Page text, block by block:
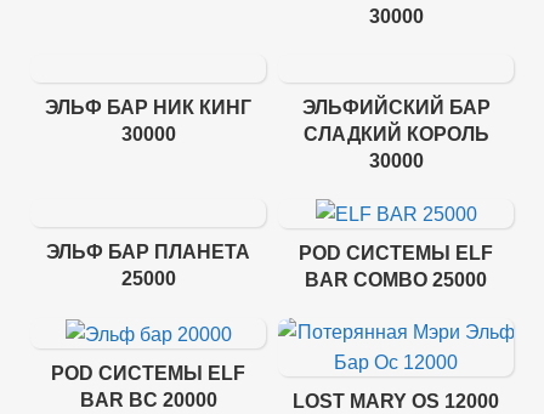
30000
ЭЛЬФ БАР НИК КИНГ
30000
ЭЛЬФИЙСКИЙ БАР
СЛАДКИЙ КОРОЛЬ
30000
ЭЛЬФ БАР ПЛАНЕТА
25000
POD СИСТЕМЫ ELF
BAR COMBO 25000
POD СИСТЕМЫ ELF
BAR BC 20000
LOST MARY OS 12000